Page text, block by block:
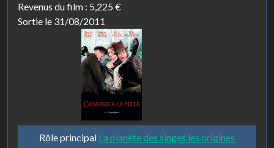
Revenus du film : 5,225 €
Sortie le 31/08/2011
Rôle principal La planète des singes les origines